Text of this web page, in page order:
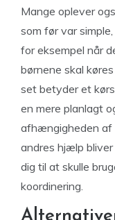
Mange oplever
som før var
for eksempel når
børnene skal
set betyder et
en mere planlagt
afhængigheden af
andres hjælp
dig til at skulle
koordinering.